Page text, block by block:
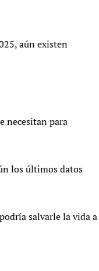
aún existen
necesitan para
los últimos datos
salvarle la vida a